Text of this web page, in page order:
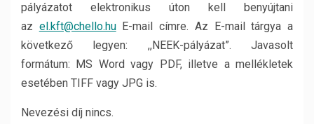
pályázatot elektronikus úton kell benyújtani
az el.kft@chello.huE-mail címre. Az E-mail tárgya a
következő legyen: ,,NEEK-pályázat”. Javasolt
formátum: MS Word vagy PDF, illetve a mellékletek
esetében TIFF vagy JPG is.
Nevezési díj nincs.